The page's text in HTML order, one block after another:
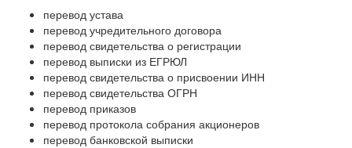
перевод устава
перевод учредительного договора
перевод свидетельства о регистрации
перевод выписки из ЕГРЮЛ
перевод свидетельства о присвоении ИНН
перевод свидетельства ОГРН
перевод приказов
перевод протокола собрания акционеров
перевод банковской выписки